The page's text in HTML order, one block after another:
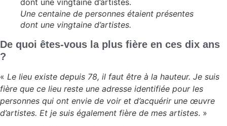
Une centaine de personnes étaient présentes
dont une vingtaine d’artistes.
De quoi êtes-vous la plus fière en ces dix ans
?
« Le lieu existe depuis 78, il faut être à la hauteur. Je suis
fière que ce lieu reste une adresse identifiée pour les
personnes qui ont envie de voir et d’acquérir une œuvre
d’artistes. Et je suis également fière de mes artistes. »